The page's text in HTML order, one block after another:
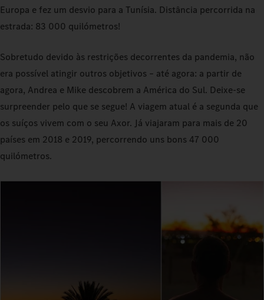
Europa e fez um desvio para a Tunísia. Distância percorrida na
estrada: 83 000 quilómetros!
Sobretudo devido às restrições decorrentes da pandemia, não
era possível atingir outros objetivos – até agora: a partir de
agora, Andrea e Mike descobrem a América do Sul. Deixe-se
surpreender pelo que se segue! A viagem atual é a segunda que
os suíços vivem com o seu Axor. Já viajaram para mais de 20
países em 2018 e 2019, percorrendo uns bons 47 000
quilómetros.